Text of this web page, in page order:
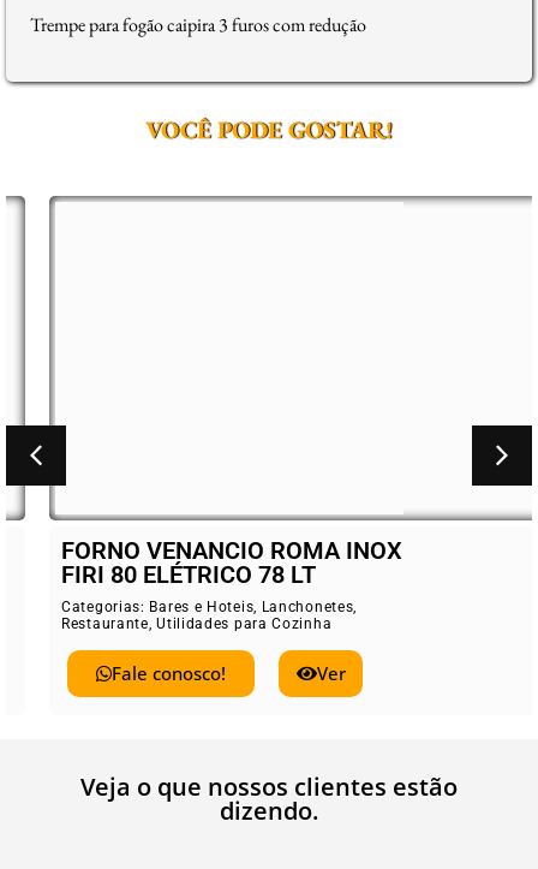
Trempe para fogão caipira 3 furos com redução
VOCÊ PODE GOSTAR!
FORNO VENANCIO ROMA INOX
FIRI 80 ELÉTRICO 78 LT
Categorias:Bares e Hoteis,Lanchonetes,
Restaurante,Utilidades para Cozinha
Fale conosco! Ver
Veja o que nossos clientes estão
dizendo.